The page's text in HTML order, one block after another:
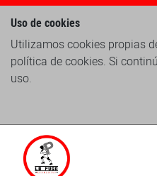
Uso de cookies
Utilizamos cookies propias
política de cookies. Si
uso.